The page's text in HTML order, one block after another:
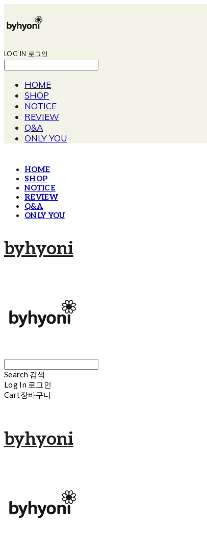
LOG IN 로그인
HOME
SHOP
NOTICE
REVIEW
Q&A
ONLY YOU
HOME
SHOP
NOTICE
REVIEW
Q&A
ONLY YOU
byhyoni
Search 검색
Log In 로그인
Cart장바구니
byhyoni